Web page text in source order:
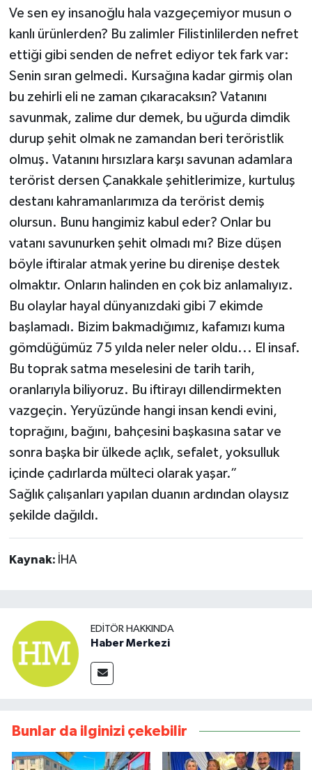
Ve sen ey insanoğlu hala vazgeçemiyor musun o
kanlı ürünlerden? Bu zalimler Filistinlilerden nefret
ettiği gibi senden de nefret ediyor tek fark var:
Senin sıran gelmedi. Kursağına kadar girmiş olan
bu zehirli eli ne zaman çıkaracaksın? Vatanını
savunmak, zalime dur demek, bu uğurda dimdik
durup şehit olmak ne zamandan beri teröristlik
olmuş. Vatanını hırsızlara karşı savunan adamlara
terörist dersen Çanakkale şehitlerimize, kurtuluş
destanı kahramanlarımıza da terörist demiş
olursun. Bunu hangimiz kabul eder? Onlar bu
vatanı savunurken şehit olmadı mı? Bize düşen
böyle iftiralar atmak yerine bu direnişe destek
olmaktır. Onların halinden en çok biz anlamalıyız.
Bu olaylar hayal dünyanızdaki gibi 7 ekimde
başlamadı. Bizim bakmadığımız, kafamızı kuma
gömdüğümüz 75 yılda neler neler oldu... El insaf.
Bu toprak satma meselesini de tarih tarih,
oranlarıyla biliyoruz. Bu iftirayı dillendirmekten
vazgeçin. Yeryüzünde hangi insan kendi evini,
toprağını, bağını, bahçesini başkasına satar ve
sonra başka bir ülkede açlık, sefalet, yoksulluk
içinde çadırlarda mülteci olarak yaşar.”
Sağlık çalışanları yapılan duanın ardından olaysız
şekilde dağıldı.
Kaynak: İHA
EDITÖR HAKKINDA
Haber Merkezi
Bunlar da ilginizi çekebilir